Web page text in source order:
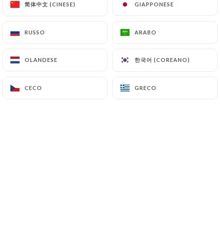
简体中文 (CINESE) GIAPPONESE
RUSSO ARABO
OLANDESE 한국어 (COREANO)
CECO GRECO
简体中文 (CINESE) GIAPPONESE
RUSSO ARABO
OLANDESE 한국어 (COREANO)
CECO GRECO